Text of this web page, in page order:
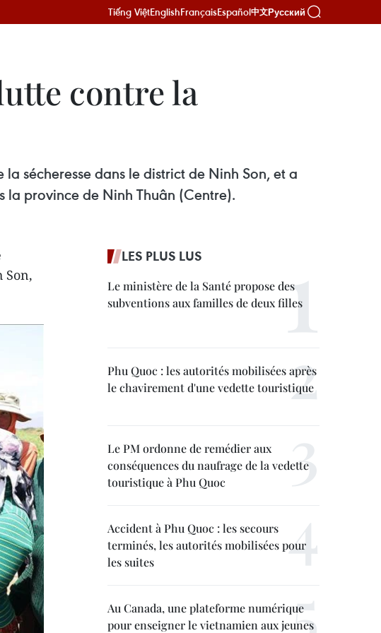
Tiếng ViệtEnglishFrançaisEspañol中文Русский
contre la
sécheresse dans le district de Ninh Son, et a
la province de Ninh Thuân (Centre).
Son,
LES PLUS LUS
Le ministère de la Santé propose des
subventions aux familles de deux filles
Phu Quoc : les autorités mobilisées après
le chavirement d'une vedette touristique
Le PM ordonne de remédier aux
conséquences du naufrage de la vedette
touristique à Phu Quoc
Accident à Phu Quoc : les secours
terminés, les autorités mobilisées pour
les suites
Au Canada, une plateforme numérique
pour enseigner le vietnamien aux jeunes